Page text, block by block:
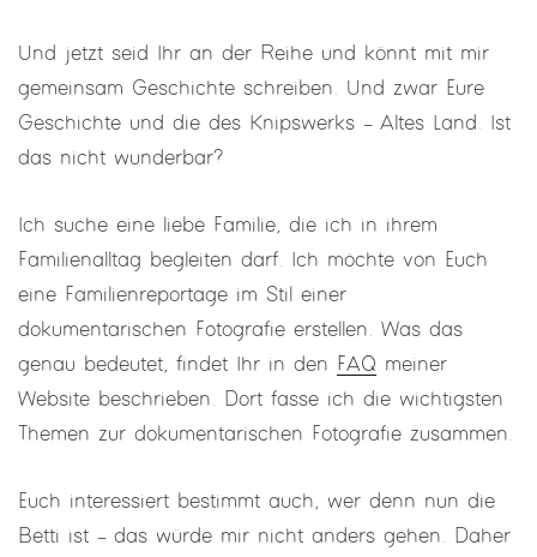
Und jetzt seid Ihr an der Reihe und könnt mit mir
gemeinsam Geschichte schreiben. Und zwar Eure
Geschichte und die des Knipswerks – Altes Land. Ist
das nicht wunderbar?
Ich suche eine liebe Familie, die ich in ihrem
Familienalltag begleiten darf. Ich möchte von Euch
eine Familienreportage im Stil einer
dokumentarischen Fotografie erstellen. Was das
genau bedeutet, findet Ihr in den FAQ meiner
Website beschrieben. Dort fasse ich die wichtigsten
Themen zur dokumentarischen Fotografie zusammen.
Euch interessiert bestimmt auch, wer denn nun die
Betti ist – das würde mir nicht anders gehen. Daher